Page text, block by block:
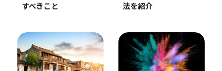
すべきこと
法を紹介